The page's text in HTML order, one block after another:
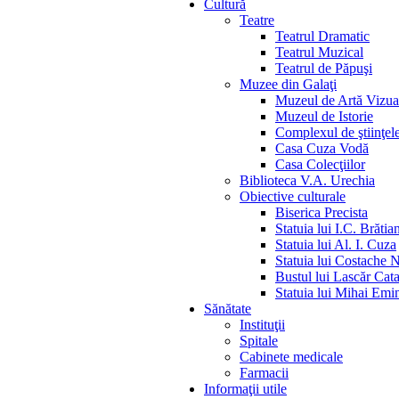
Cultură
Teatre
Teatrul Dramatic
Teatrul Muzical
Teatrul de Păpuşi
Muzee din Galaţi
Muzeul de Artă
Muzeul de Istorie
Complexul de
Casa Cuza Vodă
Casa Colecţiilor
Biblioteca V.A. Urechia
Obiective culturale
Biserica Precista
Statuia lui I.C.
Statuia lui Al. I. Cuza
Statuia lui Costache
Bustul lui Lascăr
Statuia lui Mihai
Sănătate
Instituţii
Spitale
Cabinete medicale
Farmacii
Informaţii utile